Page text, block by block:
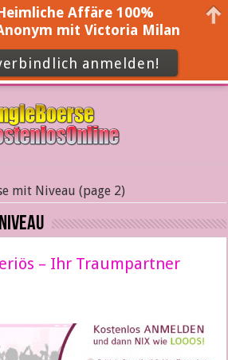
mit Niveau (page 2)
– Ihr Traumpartner
Affäre 100%
mit Victoria Milan
anmelden!